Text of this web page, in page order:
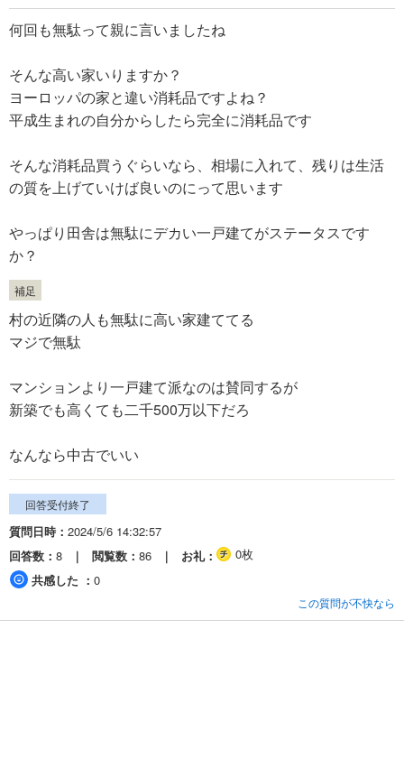
何回も無駄って親に言いましたね
そんな高い家いりますか？
ヨーロッパの家と違い消耗品ですよね？
平成生まれの自分からしたら完全に消耗品です
そんな消耗品買うぐらいなら、相場に入れて、残りは生活
の質を上げていけば良いのにって思います
やっぱり田舎は無駄にデカい一戸建てがステータスです
か？
補足
村の近隣の人も無駄に高い家建ててる
マジで無駄
マンションより一戸建て派なのは賛同するが
新築でも高くても二千500万以下だろ
なんなら中古でいい
回答受付終了
質問日時
2024/5/6 14:32:57
回答数
8 閲覧数 86 お礼
0枚
共感した
0
この質問が不快なら